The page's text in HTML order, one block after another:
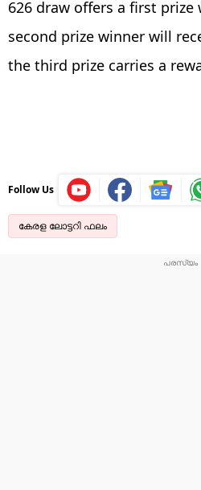
626 draw offers a first prize
second prize winner will
the third prize carries a
Follow Us
കേരള ലോട്ടറി ഫലം